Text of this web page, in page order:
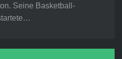
Seine Basketball-